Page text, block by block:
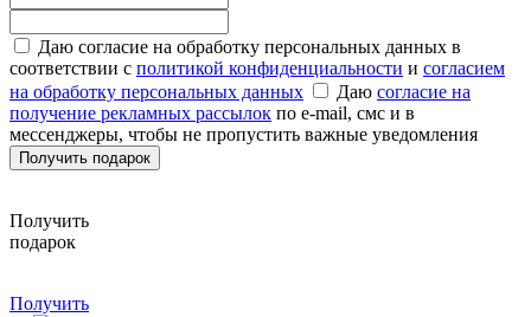
Даю согласие на обработку персональных данных в
соответствии с политикой конфиденциальности и согласием
на обработку персональных данных
Даю согласие на
получение рекламных рассылок по e-mail, смс и в
мессенджеры, чтобы не пропустить важные уведомления
Получить подарок
Получить
подарок
Получить